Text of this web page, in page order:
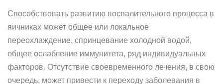
Способствовать развитию воспалительного процесса в
яичниках может общее или локальное
переохлаждение, спринцевание холодной водой,
общее ослабление иммунитета, ряд индивидуальных
факторов. Отсутствие своевременного лечения, в свою
очередь, может привести к переходу заболевания в